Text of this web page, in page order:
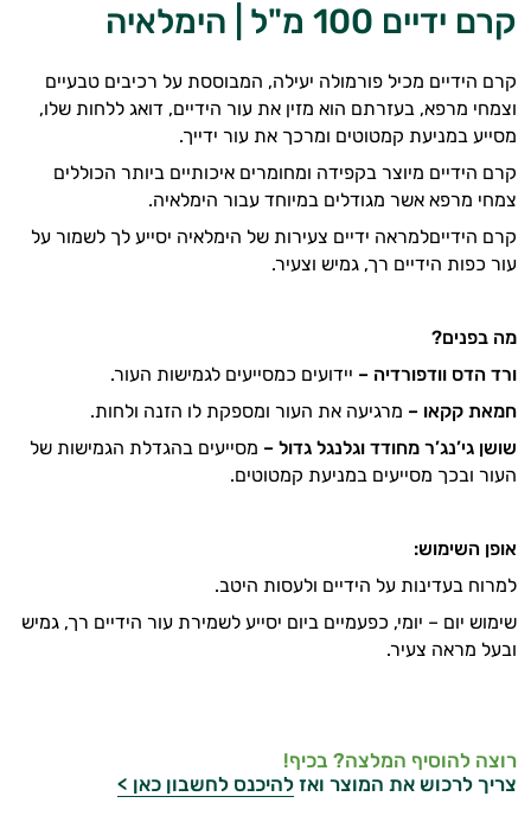
קרם ידיים 100 מ"ל | הימלאיה
קרם הידיים מכיל פורמולה יעילה, המבוססת על רכיבים טבעיים
וצמחי מרפא, בעזרתם הוא מזין את עור הידיים, דואג ללחות שלו,
מסייע במניעת קמטוטים ומרכך את עור ידייך.
קרם הידיים מיוצר בקפידה ומחומרים איכותיים ביותר הכוללים
צמחי מרפא אשר מגודלים במיוחד עבור הימלאיה.
קרם הידייםלמראה ידיים צעירות של הימלאיה יסייע לך לשמור על
עור כפות הידיים רך, גמיש וצעיר.
מה בפנים?
ורד הדס וודפורדיה – יידועים כמסייעים לגמישות העור.
חמאת קקאו – מרגיעה את העור ומספקת לו הזנה ולחות.
שושן גי’נג’ר מחודד וגלנגל גדול – מסייעים בהגדלת הגמישות של
העור ובכך מסייעים במניעת קמטוטים.
אופן השימוש:
למרוח בעדינות על הידיים ולעסות היטב.
שימוש יום – יומי, כפעמיים ביום יסייע לשמירת עור הידיים רך, גמיש
ובעל מראה צעיר.
רוצה להוסיף המלצה? בכיף!
צריך לרכוש את המוצר ואז להיכנס לחשבון כאן >